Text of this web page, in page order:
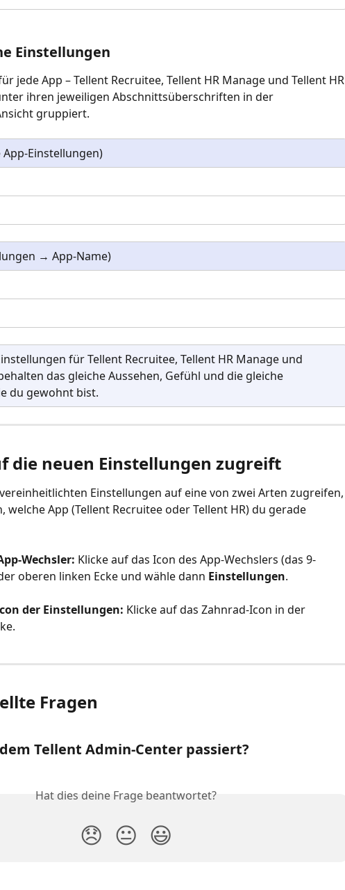
Einstellungen
jede App – Tellent Recruitee, Tellent HR Manage und Tellent HR
ihren jeweiligen Abschnittsüberschriften in der
gruppiert.
App-Einstellungen)
→ App-Name)
für Tellent Recruitee, Tellent HR Manage und
das gleiche Aussehen, Gefühl und die gleiche
du gewohnt bist.
die neuen Einstellungen zugreift
Einstellungen auf eine von zwei Arten zugreifen,
welche App (Tellent Recruitee oder Tellent HR) du gerade
Wechsler: Klicke auf das Icon des App-Wechslers (das 9-
oberen linken Ecke und wähle dann Einstellungen.
der Einstellungen: Klicke auf das Zahnrad-Icon in der
Fragen
Tellent Admin-Center passiert?
Hat dies deine Frage beantwortet?
😞 😐 😃